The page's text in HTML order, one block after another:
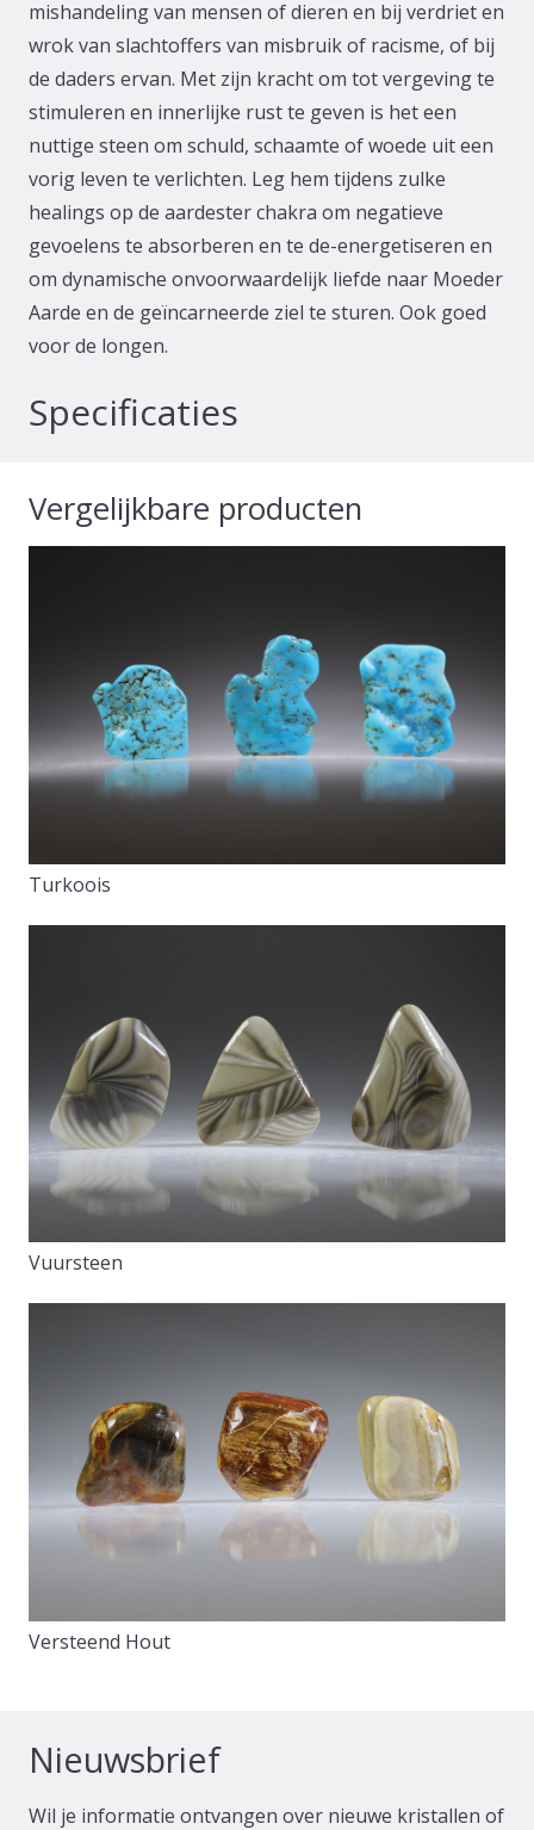
mishandeling van mensen of dieren en bij verdriet en
wrok van slachtoffers van misbruik of racisme, of bij
de daders ervan. Met zijn kracht om tot vergeving te
stimuleren en innerlijke rust te geven is het een
nuttige steen om schuld, schaamte of woede uit een
vorig leven te verlichten. Leg hem tijdens zulke
healings op de aardester chakra om negatieve
gevoelens te absorberen en te de-energetiseren en
om dynamische onvoorwaardelijk liefde naar Moeder
Aarde en de geïncarneerde ziel te sturen. Ook goed
voor de longen.
Specificaties
Vergelijkbare producten
Turkoois
Vuursteen
Versteend Hout
Nieuwsbrief
Wil je informatie ontvangen over nieuwe kristallen of